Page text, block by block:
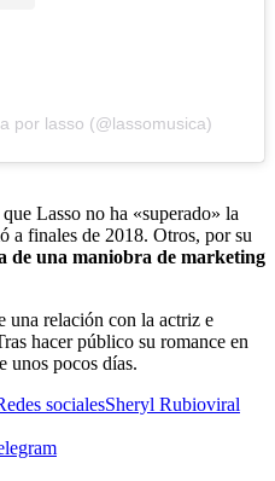
por lasso (@lassomusica)
Lasso no ha «superado» la
a finales de 2018. Otros, por su
de una maniobra de marketing
una relación con la actriz e
hacer público su romance en
unos pocos días.
socialesSheryl Rubioviral